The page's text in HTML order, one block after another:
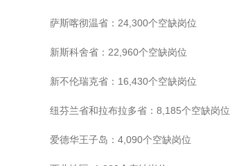
萨斯喀彻温省：24,300个空缺岗位
新斯科舍省： 22,960个空缺岗位
新不伦瑞克省： 16,430个空缺岗位
纽芬兰省和拉布拉多省：8,185个空缺岗位
爱德华王子岛： 4,090个空缺岗位